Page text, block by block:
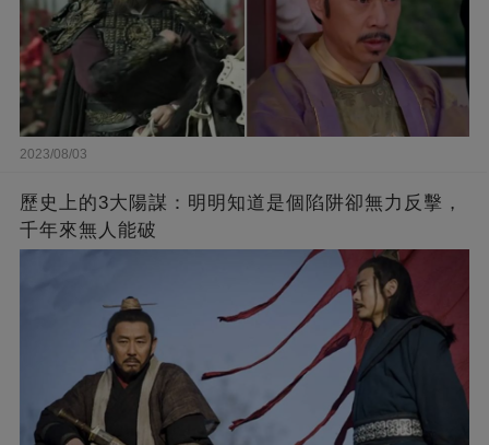
2023/08/03
歷史上的3大陽謀：明明知道是個陷阱卻無力反擊，
千年來無人能破